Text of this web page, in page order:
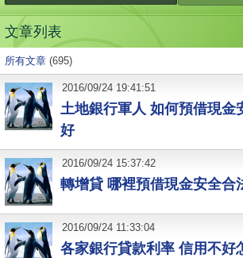
文章列表
所有文章 (695)
土地銀行軍人 如何預借現金
好
2016/09/24 19:41:51
轉增貸 哪裡預借現金安全合
2016/09/24 15:37:42
各家銀行貸款利率 信用不好
2016/09/24 11:33:04